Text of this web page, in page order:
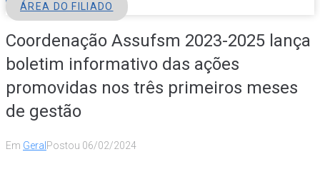
ÁREA DO FILIADO
Coordenação Assufsm 2023-2025 lança
boletim informativo das ações
promovidas nos três primeiros meses
de gestão
Em Geral Postou 06/02/2024